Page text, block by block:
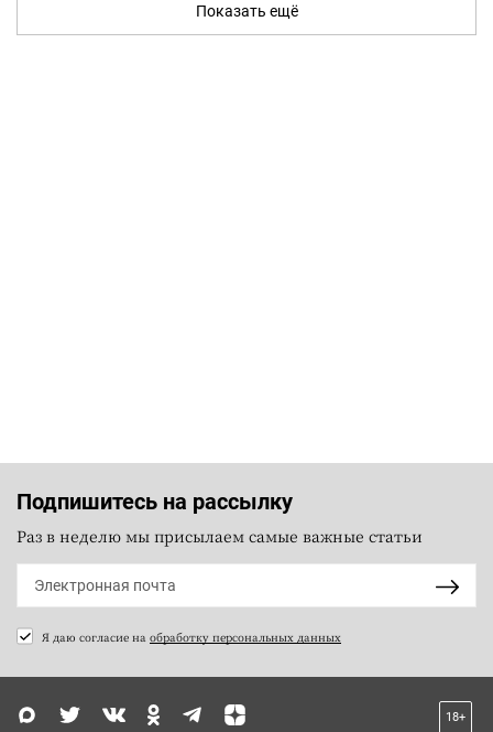
Показать ещё
Подпишитесь на рассылку
Раз в неделю мы присылаем самые важные статьи
Я даю согласие на обработку персональных данных
18+